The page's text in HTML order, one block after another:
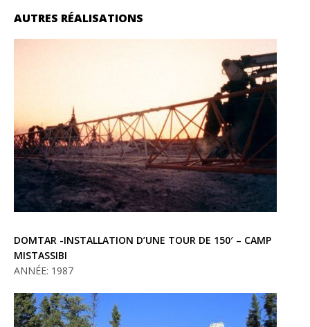
AUTRES RÉALISATIONS
DOMTAR -INSTALLATION D’UNE TOUR DE 150′ – CAMP
MISTASSIBI
ANNÉE: 1987